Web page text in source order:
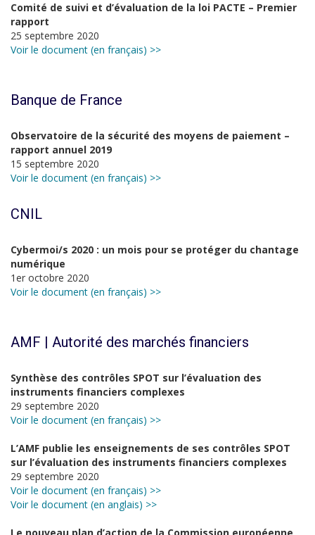
Comité de suivi et d’évaluation de la loi PACTE – Premier
rapport
25 septembre 2020
Voir le document (en français) >>
Banque de France
Observatoire de la sécurité des moyens de paiement –
rapport annuel 2019
15 septembre 2020
Voir le document (en français) >>
CNIL
Cybermoi/s 2020 : un mois pour se protéger du chantage
numérique
1er octobre 2020
Voir le document (en français) >>
AMF | Autorité des marchés financiers
Synthèse des contrôles SPOT sur l’évaluation des
instruments financiers complexes
29 septembre 2020
Voir le document (en français) >>
L’AMF publie les enseignements de ses contrôles SPOT
sur l’évaluation des instruments financiers complexes
29 septembre 2020
Voir le document (en français) >>
Voir le document (en anglais) >>